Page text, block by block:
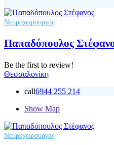
Νευροχειρουργός
Παπαδόπουλος
Be the first to review!
Θεσσαλονίκη
call6944 255 214
Show Map
Νευροχειρουργός